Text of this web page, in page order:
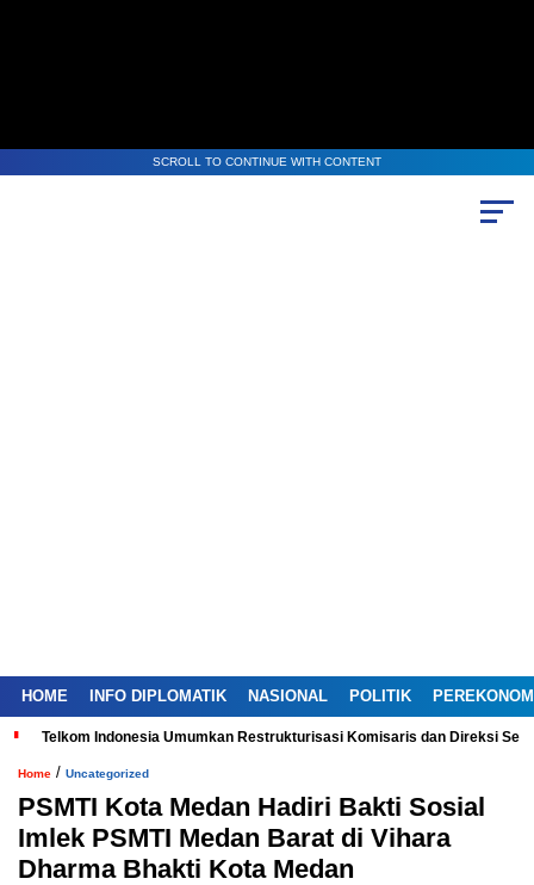
SCROLL TO CONTINUE WITH CONTENT
HOME INFO DIPLOMATIK NASIONAL POLITIK
Telkom Indonesia Umumkan Restrukturisasi Komisaris dan Direksi
Home / Uncategorized
PSMTI Kota Medan Hadiri Bakti Sosial
Imlek PSMTI Medan Barat di Vihara
Dharma Bhakti Kota Medan